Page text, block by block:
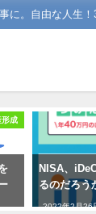
に。自由な人生
形成
NISA、
るのだろう
2022年2月26